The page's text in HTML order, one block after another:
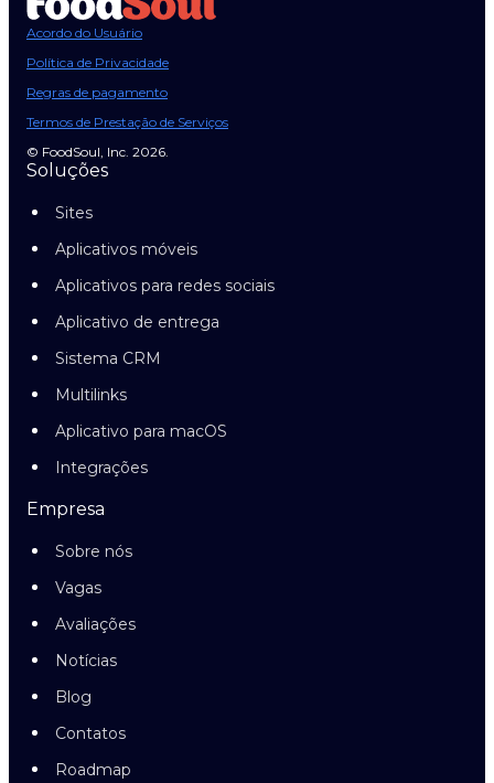
Acordo do Usuário
Política de Privacidade
Regras de pagamento
Termos de Prestação de Serviços
© FoodSoul, Inc. 2026.
Soluções
Sites
Aplicativos móveis
Aplicativos para redes sociais
Aplicativo de entrega
Sistema CRM
Multilinks
Aplicativo para macOS
Integrações
Empresa
Sobre nós
Vagas
Avaliações
Notícias
Blog
Contatos
Roadmap